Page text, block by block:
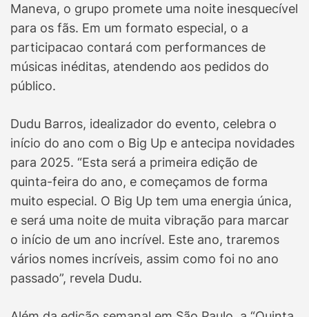
Maneva, o grupo promete uma noite inesquecível
para os fãs. Em um formato especial, o a
participacao contará com performances de
músicas inéditas, atendendo aos pedidos do
público.
Dudu Barros, idealizador do evento, celebra o
início do ano com o Big Up e antecipa novidades
para 2025. “Esta será a primeira edição de
quinta-feira do ano, e começamos de forma
muito especial. O Big Up tem uma energia única,
e será uma noite de muita vibração para marcar
o início de um ano incrível. Este ano, traremos
vários nomes incríveis, assim como foi no ano
passado”, revela Dudu.